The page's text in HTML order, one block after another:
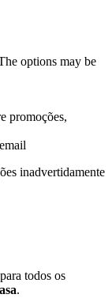
options may be
promoções,
inadvertidamente
todos os
.